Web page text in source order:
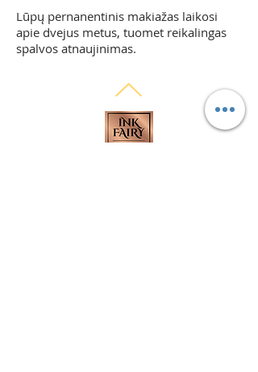
Lūpų pernanentinis makiažas laikosi
apie dvejus metus, tuomet reikalingas
spalvos atnaujinimas.